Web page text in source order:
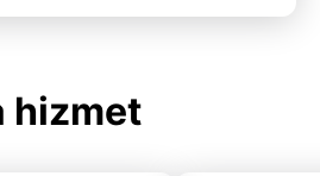
hizmet